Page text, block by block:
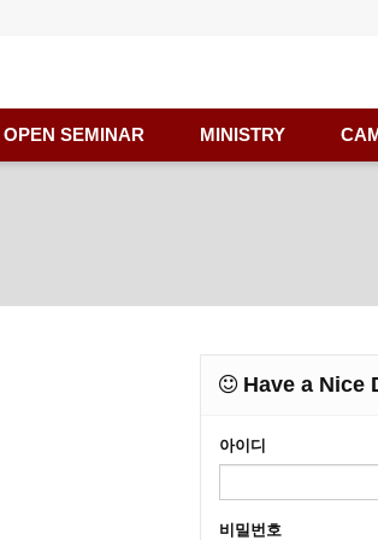
OPEN SEMINAR MINISTRY
Have a Nice
아이디
비밀번호